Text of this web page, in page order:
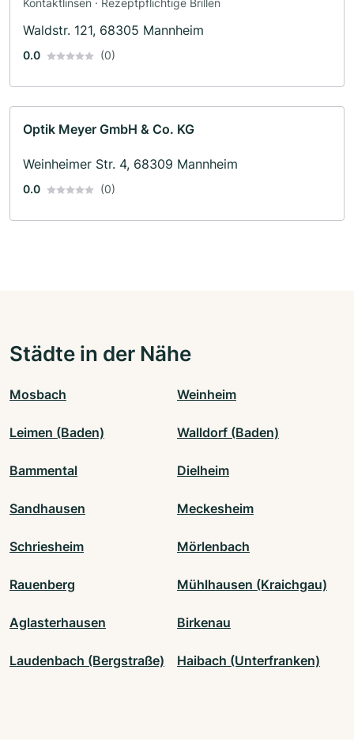
Waldstr. 121, 68305 Mannheim
0.0 (0)
Optik Meyer GmbH & Co. KG
Weinheimer Str. 4, 68309 Mannheim
0.0 (0)
Städte in der Nähe
Mosbach Weinheim
Leimen (Baden) Walldorf (Baden)
Bammental Dielheim
Sandhausen Meckesheim
Schriesheim Mörlenbach
Rauenberg Mühlhausen (Kraichgau)
Aglasterhausen Birkenau
Laudenbach (Bergstraße) Haibach (Unterfranken)